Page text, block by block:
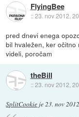
FlyingBee
::23. nov 2012,
pred dnevi enega
bil hvaležen, ker očitno
videli, poročam
theBill
::23. nov 2012,
SplitCookie je23. nov